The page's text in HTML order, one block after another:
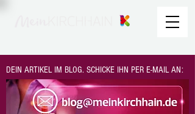
DEIN ARTIKEL IM BLOG. SCHICKE IHN PER E-MAIL AN: